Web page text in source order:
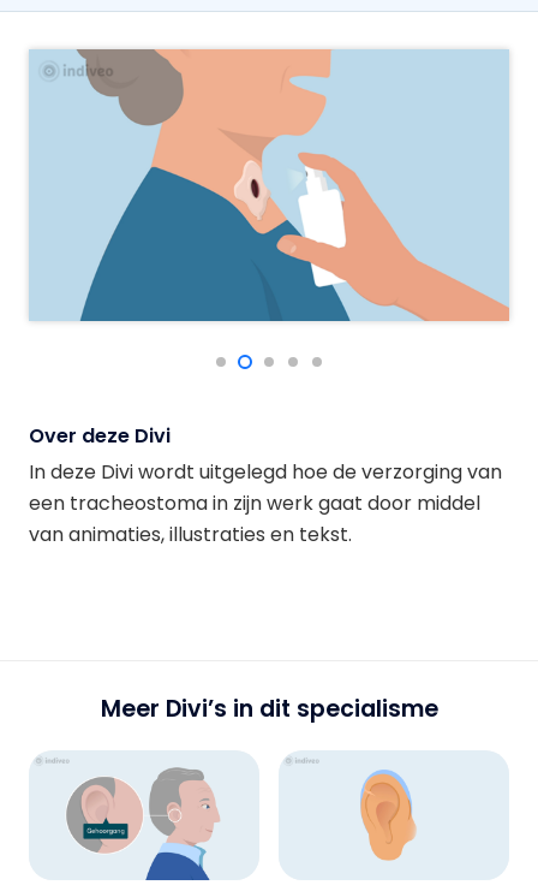
Over deze Divi
In deze Divi wordt uitgelegd hoe de verzorging van
een tracheostoma in zijn werk gaat door middel
van animaties, illustraties en tekst.
Meer Divi’s in dit specialisme